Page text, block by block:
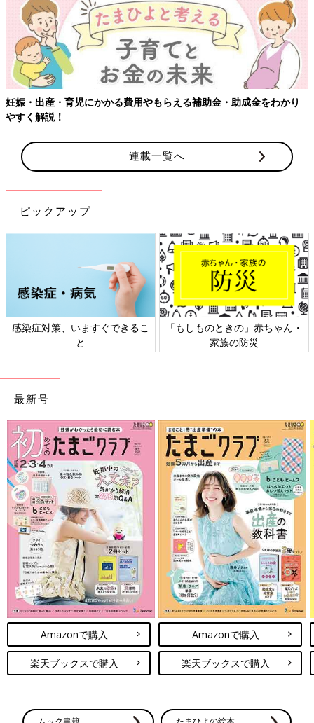
【ワクチン接種できるものも】妊婦の感染症対策、知っておいて！
連載一覧へ
ピックアップ
日本外来小児科学会リーフレッ
ト検討会
六星占術 細木かおりさんの人生
相談
最新号
Amazonで購入
楽天ブックスで購入
Amazonで購入
楽天ブックスで購入